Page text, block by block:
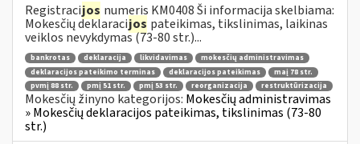
Registracijos numeris KM0408 Ši informacija skelbiama:
Mokesčių deklaracijos pateikimas, tikslinimas, laikinas
veiklos nevykdymas (73-80 str.)...
bankrotas deklaracija likvidavimas
mokesčių administravimas
deklaracijos pateikimo terminas
deklaracijos pateikimas
maį 78 str.
pvmį 88 str.
pmį 51 str. pmį 53 str. reorganizacija restruktūrizacija
Mokesčių žinyno kategorijos: Mokesčių administravimas
» Mokesčių deklaracijos pateikimas, tikslinimas (73-80
str.)